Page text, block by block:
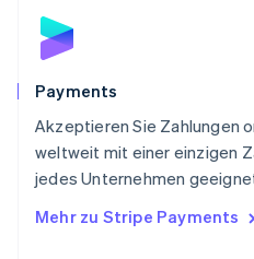
Payments
Akzeptieren Sie Zahlungen
weltweit mit einer einzigen
jedes Unternehmen
Mehr zu Stripe Payments
Schweden
Schweiz
Singapur
English简体中文
Slowakei
Slowenien